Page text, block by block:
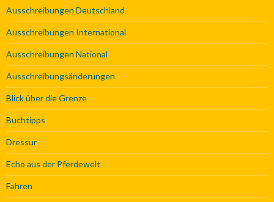
Ausschreibungen Deutschland
Ausschreibungen International
Ausschreibungen National
Ausschreibungsänderungen
Blick über die Grenze
Buchtipps
Dressur
Echo aus der Pferdewelt
Fahren